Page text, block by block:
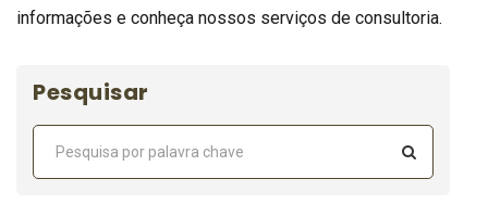
informações e conheça nossos serviços de consultoria.
Pesquisar